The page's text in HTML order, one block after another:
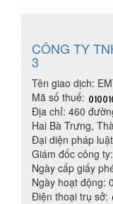
CÔNG TY
3
Tên giao dịch:
Mã số thuế:
Địa chỉ: 460
Hai Bà Trưng,
Đại diện pháp
Giám đốc công
Ngày cấp giấy
Ngày hoạt động:
Điện thoại trụ sở: